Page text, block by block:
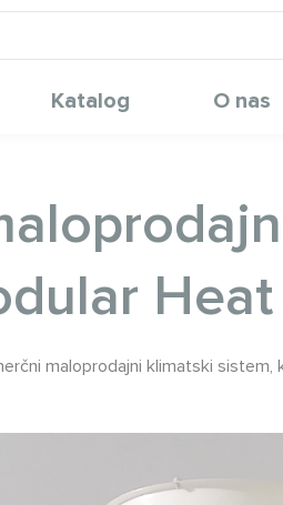
Katalog O nas
maloprodajni klimatski sistem,